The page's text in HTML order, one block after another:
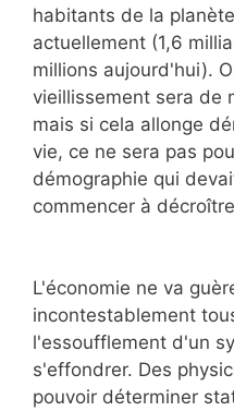
habitants de la
actuellement (1,6
millions aujourd'hui).
vieillissement sera de
mais si cela allonge
vie, ce ne sera pas
démographie qui
commencer à
L'économie ne va
incontestablement
l'essoufflement d'un
s'effondrer. Des
pouvoir déterminer